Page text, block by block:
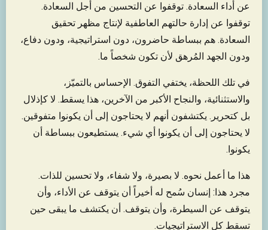
عن أداء السعادة. توقفوا عن التحسين من أجل السعادة.
توقفوا عن إدارة حالتهم العاطفية لإنتاج مظهر تحقيق
السعادة. هم ببساطة حاضرون، دون استراتيجية، ودون دفاع،
ودون الجهد المُرهق لأن تكون شخصاً ما.
في تلك اللحظة، يختفي التفوق. الإحساس بالتميّز،
والاستثنائية، والنجاح الأكبر من الآخرين، هذا يسقط. لا كإذلال
بل كتحرير. يكتشفون أنهم لا يحتاجون إلى أن يكونوا متفوقين.
لا يحتاجون إلى أن يكونوا أي شيء. يستطيعون ببساطة أن
يكونوا.
هذا ما أعمل نحوه. لا بصيرة، ولا شفاء، ولا تحسين للذات.
مجرد هذا: إنسان سُمح له أخيراً أن يتوقف عن الأداء، وأن
يتوقف عن السيطرة، وأن يتوقف. أن يكتشف ما يبقى حين
تسقط كل الاستراتيجيات.